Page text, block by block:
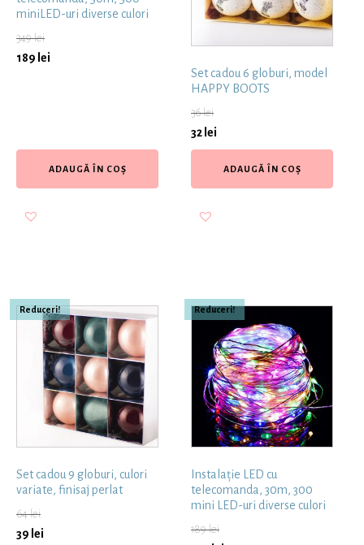
miniLED-uri diverse culori
349lei
189 lei
ADAUGĂ ÎN COȘ
Set cadou 6 globuri, model
HAPPY BOOTS
36lei
32 lei
ADAUGĂ ÎN COȘ
Reduceri!
Set cadou 9 globuri, culori
variate, finisaj perlat
64lei
39 lei
Reduceri!
Instalație LED cu
telecomanda, 30m, 300
mini LED-uri diverse culori
189lei